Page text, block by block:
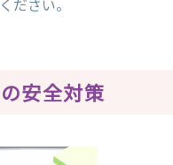
ださい。
安全対策